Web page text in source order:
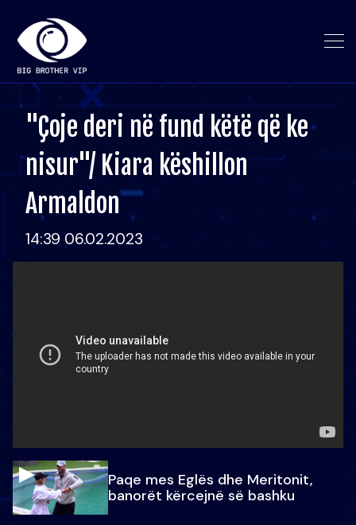
"Çoje deri në fund këtë që ke
nisur"/ Kiara këshillon
Armaldon
14:39 06.02.2023
Paqe mes Eglës dhe Meritonit,
banorët kërcejnë së bashku